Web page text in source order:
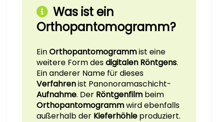
Was ist ein
Orthopantomogramm?
EinOrthopantomogrammist eine
weitere Form desdigitalen Röntgens.
Ein anderer Name für dieses
Verfahrenist Panonoramaschicht-
Aufnahme. Der Röntgenfilm beim
Orthopantomogrammwird ebenfalls
außerhalb der Kieferhöhle produziert.